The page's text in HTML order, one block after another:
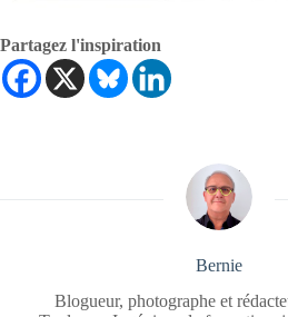
Partagez l'inspiration
Bernie
Blogueur, photographe et